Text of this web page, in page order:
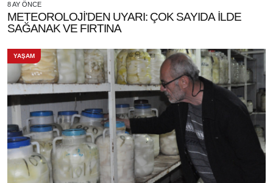
8 AY ÖNCE
METEOROLOJİ’DEN UYARI: ÇOK SAYIDA İLDE
SAĞANAK VE FIRTINA
YAŞAM